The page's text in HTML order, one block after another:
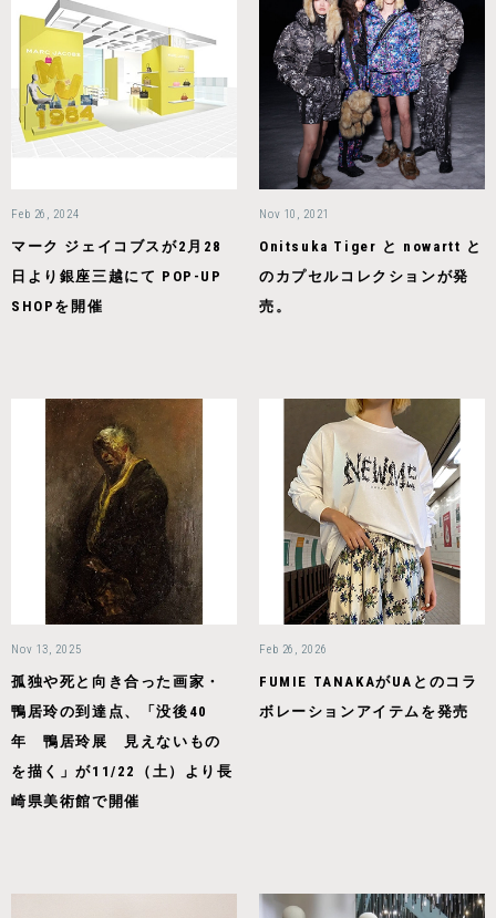
Feb 26, 2024
マーク ジェイコブスが2月28
日より銀座三越にて POP-UP
SHOPを開催
Nov 10, 2021
Onitsuka Tiger と nowartt と
のカプセルコレクションが発
売。
Nov 13, 2025
孤独や死と向き合った画家・
鴨居玲の到達点、「没後40
年 鴨居玲展 見えないもの
を描く」が11/22（土）より長
崎県美術館で開催
Feb 26, 2026
FUMIE TANAKAがUAとのコラ
ボレーションアイテムを発売